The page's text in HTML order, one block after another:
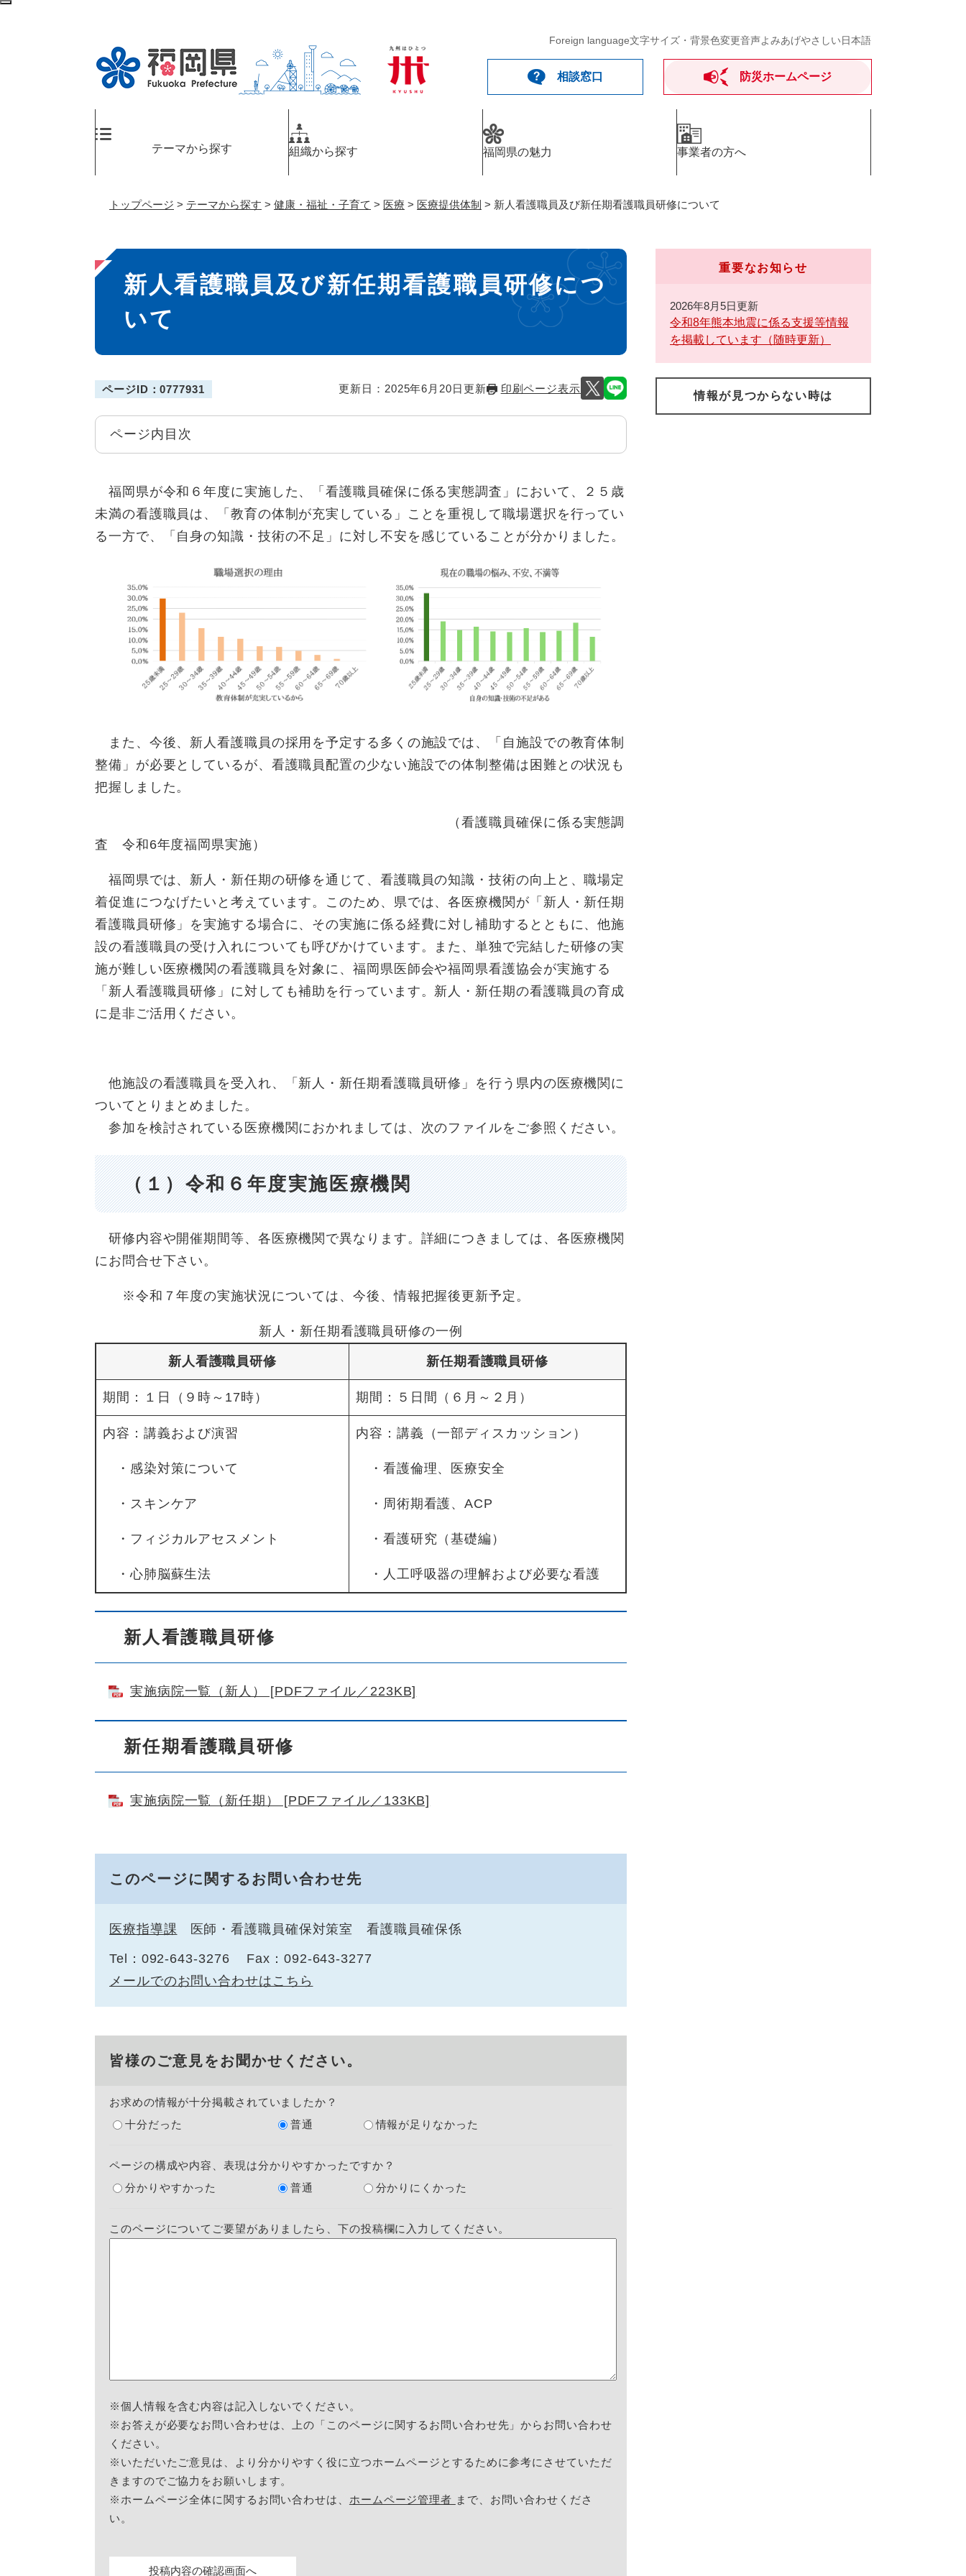
ペ
Foreign language文字サイズ・背景色変更音声よみあげやさしい日本語
相談窓口 防災ホームページ
テーマから探す 組織から探す 福岡県の魅力 事業者の方へ
トップページ > テーマから探す > 健康・福祉・子育て > 医療 > 医療提供体制 > 新人看護職員及び新任期看護職員研修について
本
文
新人看護職員及び新任期看護職員研修につ
いて
ページID：0777931 更新日：2025年6月20日更新 印刷ページ表示
ページ内目次
福岡県が令和６年度に実施した、「看護職員確保に係る実態調査」において、２５歳
未満の看護職員は、「教育の体制が充実している」ことを重視して職場選択を行ってい
る一方で、「自身の知識・技術の不足」に対し不安を感じていることが分かりました。
また、今後、新人看護職員の採用を予定する多くの施設では、「自施設での教育体制
整備」が必要としているが、看護職員配置の少ない施設での体制整備は困難との状況も
把握しました。
（看護職員確保に係る実態調
査 令和6年度福岡県実施）
福岡県では、新人・新任期の研修を通じて、看護職員の知識・技術の向上と、職場定
着促進につなげたいと考えています。このため、県では、各医療機関が「新人・新任期
看護職員研修」を実施する場合に、その実施に係る経費に対し補助するとともに、他施
設の看護職員の受け入れについても呼びかけています。また、単独で完結した研修の実
施が難しい医療機関の看護職員を対象に、福岡県医師会や福岡県看護協会が実施する
「新人看護職員研修」に対しても補助を行っています。新人・新任期の看護職員の育成
に是非ご活用ください。
他施設の看護職員を受入れ、「新人・新任期看護職員研修」を行う県内の医療機関に
ついてとりまとめました。
参加を検討されている医療機関におかれましては、次のファイルをご参照ください。
（１）令和６年度実施医療機関
研修内容や開催期間等、各医療機関で異なります。詳細につきましては、各医療機関
にお問合せ下さい。
※令和７年度の実施状況については、今後、情報把握後更新予定。
新人・新任期看護職員研修の一例
新人看護職員研修 新任期看護職員研修
期間：１日（９時～17時） 期間：５日間（６月～２月）
内容：講義および演習
・感染対策について
・スキンケア
・フィジカルアセスメント
・心肺脳蘇生法
内容：講義（一部ディスカッション）
・看護倫理、医療安全
・周術期看護、ACP
・看護研究（基礎編）
・人工呼吸器の理解および必要な看護
新人看護職員研修
実施病院一覧（新人） [PDFファイル／223KB]
新任期看護職員研修
実施病院一覧（新任期） [PDFファイル／133KB]
このページに関するお問い合わせ先
医療指導課 医師・看護職員確保対策室 看護職員確保係
Tel：092-643-3276
Fax：092-643-3277
メールでのお問い合わせはこちら
皆様のご意見をお聞かせください。
お求めの情報が十分掲載されていましたか？
十分だった
普通 情報が足りなかった
ページの構成や内容、表現は分かりやすかったですか？
分かりやすかった
普通 分かりにくかった
このページについてご要望がありましたら、下の投稿欄に入力してください。
※個人情報を含む内容は記入しないでください。
※お答えが必要なお問い合わせは、上の「このページに関するお問い合わせ先」からお問い合わせ
ください。
※いただいたご意見は、より分かりやすく役に立つホームページとするために参考にさせていただ
きますのでご協力をお願いします。
※ホームページ全体に関するお問い合わせは、 ホームページ管理者 まで、お問い合わせくださ
い。
重要なお知らせ
2026年8月5日更新
令和8年熊本地震に係る支援等情報
を掲載しています（随時更新）
情報が見つからない時は